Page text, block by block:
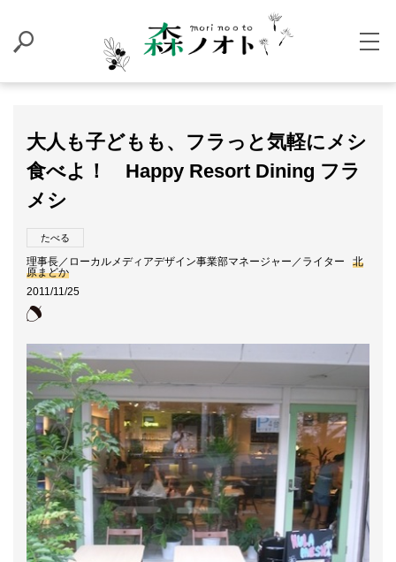
大人も子どもも、フラっと気軽にメシ
食べよ！ Happy Resort Dining フラ
メシ
たべる
理事長／ローカルメディアデザイン事業部マネージャー／ライター
北
原まどか
2011/11/25